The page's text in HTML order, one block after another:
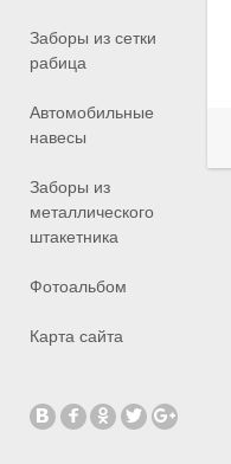
Заборы из сетки
рабица
Автомобильные
навесы
Заборы из
металлического
штакетника
Фотоальбом
Карта сайта